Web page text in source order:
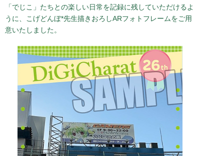
『アニメ・ゲーム・コミック』を更新
「デ・ジ・キャラットにょ」「ウィンターガーデン」配信情報
を掲載しました。
2020.09.21
アプリ「ロストディケイド」参戦＆記念生特番放送決定！
2020.05.15
デ・ジ・キャラット楽曲配信開始！
2019.05.21
げまげま更新
2019.03.19
『Di Gi Charat 20th Anniversary DRAMA CD 発売記念トーク
イベント』イベントレポート公開
2019.03.12
『デ・ジ・キャラット』×『ゴシックは魔法乙女』コラボが
3/19(火)から開催決定！
「でじこ」たちとの楽しい日常を記録に残していただけるよ
うに、こげどんぼ*先生描きおろしARフォトフレームをご用
意いたしました。